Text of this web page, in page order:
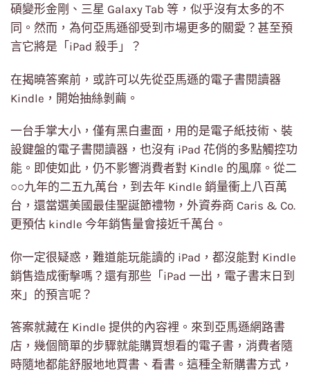
碩變形金剛、三星 Galaxy Tab 等，似乎沒有太多的不
同。然而，為何亞馬遜卻受到市場更多的關愛？甚至預
言它將是「iPad 殺手」？
在揭曉答案前，或許可以先從亞馬遜的電子書閱讀器
Kindle，開始抽絲剝繭。
一台手掌大小，僅有黑白畫面，用的是電子紙技術、裝
設鍵盤的電子書閱讀器，也沒有 iPad 花俏的多點觸控功
能。即使如此，仍不影響消費者對 Kindle 的風靡。從二
○○九年的二五九萬台，到去年 Kindle 銷量衝上八百萬
台，還當選美國最佳聖誕節禮物，外資券商 Caris & Co.
更預估 kindle 今年銷售量會接近千萬台。
你一定很疑惑，難道能玩能讀的 iPad，都沒能對 Kindle
銷售造成衝擊嗎？還有那些「iPad 一出，電子書末日到
來」的預言呢？
答案就藏在 Kindle 提供的內容裡。來到亞馬遜網路書
店，幾個簡單的步驟就能購買想看的電子書，消費者隨
時隨地都能舒服地地買書、看書。這種全新購書方式，